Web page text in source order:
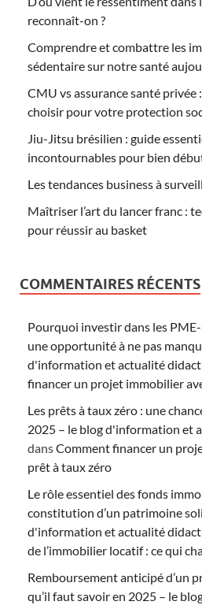
reconnaît-on ?
Comprendre et combattre les
sédentaire sur notre santé
CMU vs assurance santé
choisir pour votre protection
Jiu-Jitsu brésilien : guide
incontournables pour bien
Les tendances business à
Maîtriser l’art du lancer franc :
pour réussir au basket
COMMENTAIRES RÉCENTS
Pourquoi investir dans les
une opportunité à ne pas
d'information et actualité
financer un projet immobilier
Les prêts à taux zéro : une
2025 – le blog d'information et
dansComment financer un
prêt à taux zéro
Le rôle essentiel des fonds
constitution d’un patrimoine
d'information et actualité
de l’immobilier locatif : ce qui
Remboursement anticipé d’un
qu’il faut savoir en 2025 – le